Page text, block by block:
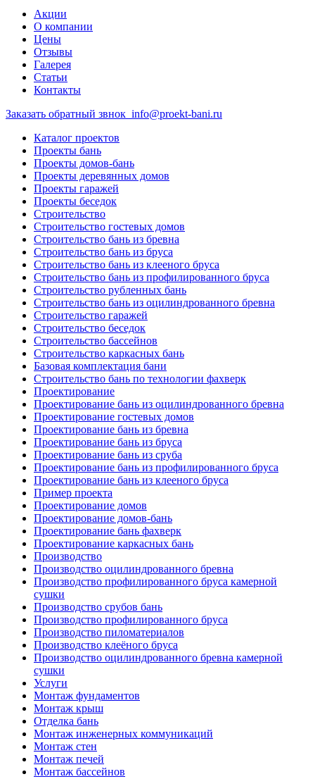
Акции
О компании
Цены
Отзывы
Галерея
Статьи
Контакты
Заказать обратный звнок info@proekt-bani.ru
Каталог проектов
Проекты бань
Проекты домов-бань
Проекты деревянных домов
Проекты гаражей
Проекты беседок
Строительство
Строительство гостевых домов
Строительство бань из бревна
Строительство бань из бруса
Строительство бань из клееного бруса
Строительство бань из профилированного бруса
Строительство рубленных бань
Строительство бань из оцилиндрованного бревна
Строительство гаражей
Строительство беседок
Строительство бассейнов
Строительство каркасных бань
Базовая комплектация бани
Строительство бань по технологии фахверк
Проектирование
Проектирование бань из оцилиндрованного бревна
Проектирование гостевых домов
Проектирование бань из бревна
Проектирование бань из бруса
Проектирование бань из сруба
Проектирование бань из профилированного бруса
Проектирование бань из клееного бруса
Пример проекта
Проектирование домов
Проектирование домов-бань
Проектирование бань фахверк
Проектирование каркасных бань
Производство
Производство оцилиндрованного бревна
Производство профилированного бруса камерной
сушки
Производство срубов бань
Производство профилированного бруса
Производство пиломатериалов
Производство клеёного бруса
Производство оцилиндрованного бревна камерной
сушки
Услуги
Монтаж фундаментов
Монтаж крыш
Отделка бань
Монтаж инженерных коммуникаций
Монтаж стен
Монтаж печей
Монтаж бассейнов